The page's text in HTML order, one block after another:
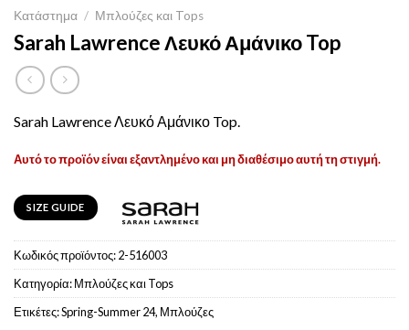
Κατάστημα / Μπλούζες και Tops
Sarah Lawrence Λευκό Αμάνικο Top
Sarah Lawrence Λευκό Αμάνικο Top.
Αυτό το προϊόν είναι εξαντλημένο και μη διαθέσιμο αυτή τη στιγμή.
SIZE GUIDE
Κωδικός προϊόντος:2-516003
Κατηγορία:Μπλούζες και Tops
Ετικέτες:Spring-Summer 24, Μπλούζες